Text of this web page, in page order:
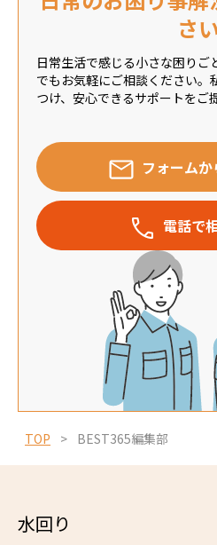
さ
日常生活で感じる小さな困りご
でもお気軽にご相談ください。
つけ、安心できるサポートをご
フォーム
電話で
TOP > BEST365編集部
水回り